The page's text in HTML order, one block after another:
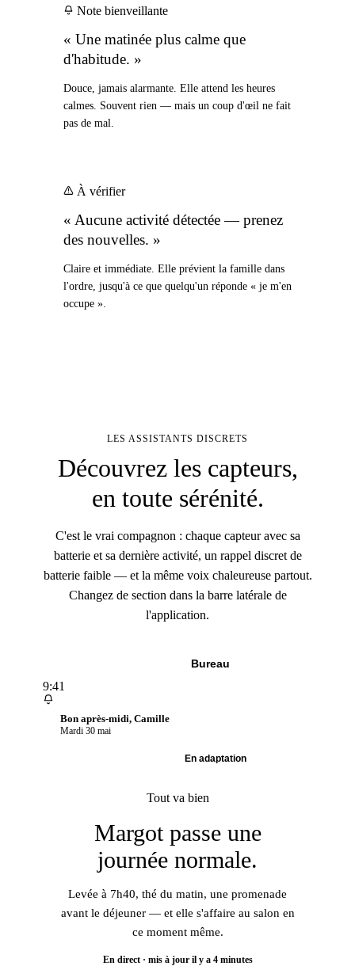
Note bienveillante
« Une matinée plus calme que
d'habitude. »
Douce, jamais alarmante. Elle attend les heures
calmes. Souvent rien — mais un coup d'œil ne fait
pas de mal.
À vérifier
« Aucune activité détectée — prenez
des nouvelles. »
Claire et immédiate. Elle prévient la famille dans
l'ordre, jusqu'à ce que quelqu'un réponde « je m'en
occupe ».
LES ASSISTANTS DISCRETS
Découvrez les capteurs,
en toute sérénité.
C'est le vrai compagnon : chaque capteur avec sa
batterie et sa dernière activité, un rappel discret de
batterie faible — et la même voix chaleureuse partout.
Changez de section dans la barre latérale de
l'application.
Bureau
9:41
Bon après-midi, Camille
Mardi 30 mai
En adaptation
Tout va bien
Margot passe une
journée normale.
Levée à 7h40, thé du matin, une promenade
avant le déjeuner — et elle s'affaire au salon en
ce moment même.
En direct · mis à jour il y a 4 minutes